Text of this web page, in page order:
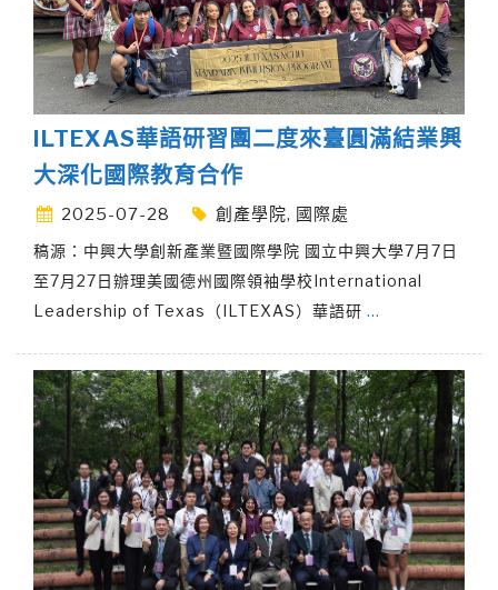
ILTEXAS華語研習團二度來臺圓滿結業興
大深化國際教育合作
2025-07-28 創產學院, 國際處
稿源：中興大學創新產業暨國際學院 國立中興大學7月7日
至7月27日辦理美國德州國際領袖學校International
Leadership of Texas（ILTEXAS）華語研 …